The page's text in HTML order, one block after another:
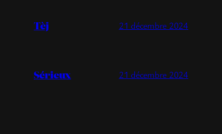
Tèj 21 décembre 2024
Sérieux 21 décembre 2024